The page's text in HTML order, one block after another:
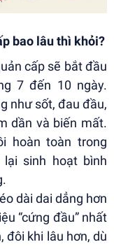
bao lâu thì khỏi?
cấp sẽ bắt đầu
7 đến 10 ngày.
như sốt, đau đầu,
dần và biến mất.
hoàn toàn trong
sinh hoạt bình
dài dai dẳng hơn
“cứng đầu” nhất
đôi khi lâu hơn, dù